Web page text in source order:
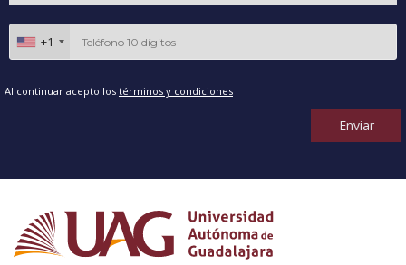
+1
Al continuar acepto los términos y condiciones
Enviar